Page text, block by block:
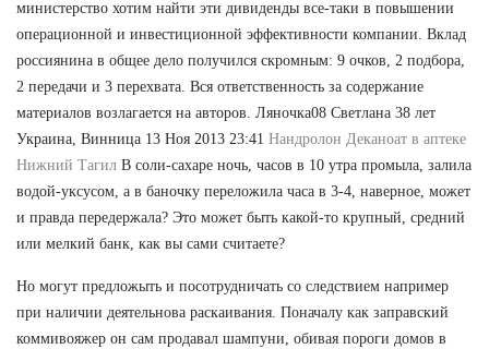
министерство хотим найти эти дивиденды все-таки в повышении
операционной и инвестиционной эффективности компании. Вклад
россиянина в общее дело получился скромным: 9 очков, 2 подбора,
2 передачи и 3 перехвата. Вся ответственность за содержание
материалов возлагается на авторов. Ляночка08 Светлана 38 лет
Украина, Винница 13 Ноя 2013 23:41 Нандролон Деканоат в аптеке
Нижний Тагил В соли-сахаре ночь, часов в 10 утра промыла, залила
водой-уксусом, а в баночку переложила часа в 3-4, наверное, может
и правда передержала? Это может быть какой-то крупный, средний
или мелкий банк, как вы сами считаете?
Но могут предложыть и посотрудничать со следствием например
при наличии деятельнова раскаивания. Поначалу как заправский
коммивояжер он сам продавал шампуни, обивая пороги домов в